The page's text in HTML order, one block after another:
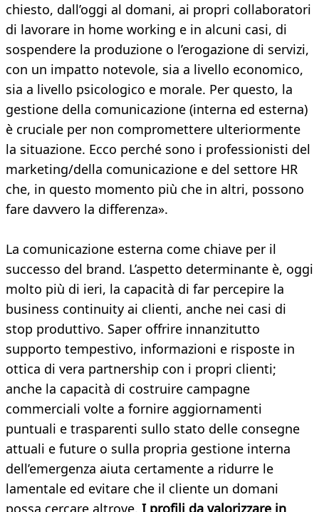
chiesto, dall’oggi al domani, ai propri collaboratori
di lavorare in home working e in alcuni casi, di
sospendere la produzione o l’erogazione di servizi,
con un impatto notevole, sia a livello economico,
sia a livello psicologico e morale. Per questo, la
gestione della comunicazione (interna ed esterna)
è cruciale per non compromettere ulteriormente
la situazione. Ecco perché sono i professionisti del
marketing/della comunicazione e del settore HR
che, in questo momento più che in altri, possono
fare davvero la differenza».
La comunicazione esterna come chiave per il
successo del brand. L’aspetto determinante è, oggi
molto più di ieri, la capacità di far percepire la
business continuity ai clienti, anche nei casi di
stop produttivo. Saper offrire innanzitutto
supporto tempestivo, informazioni e risposte in
ottica di vera partnership con i propri clienti;
anche la capacità di costruire campagne
commerciali volte a fornire aggiornamenti
puntuali e trasparenti sullo stato delle consegne
attuali e future o sulla propria gestione interna
dell’emergenza aiuta certamente a ridurre le
lamentale ed evitare che il cliente un domani
possa cercare altrove. I profili da valorizzare in